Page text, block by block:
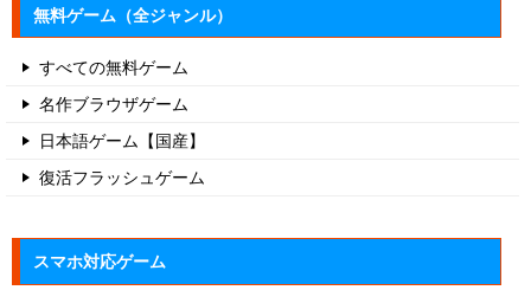
無料ゲーム（全ジャンル）
すべての無料ゲーム
名作ブラウザゲーム
日本語ゲーム【国産】
復活フラッシュゲーム
スマホ対応ゲーム